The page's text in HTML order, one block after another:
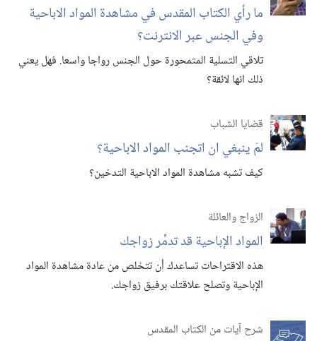
ما رأي الكتاب المقدس في مشاهدة المواد الاباحية
وفي الجنس عبر الانترنت؟‏
تلاقي التسلية المتمحورة حول الجنس رواجا واسعا.‏ فهل يعني
ذلك انها لائقة؟‏
قضايا الشباب
لمَ ينبغي ان اتجنب المواد الاباحية؟‏
كيف تشبه مشاهدة المواد الاباحية التدخين؟‏
الزواج والعائلة
المواد الإباحية قد تدمِّر زواجك
هذه الاقتراحات تساعدك أن تتخلص من عادة مشاهدة المواد
الإباحية وتصلح علاقتك برفيق زواجك.‏
شرح آيات من الكتاب المقدس